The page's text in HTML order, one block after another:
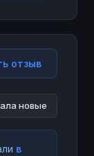
отзыв
новые
в